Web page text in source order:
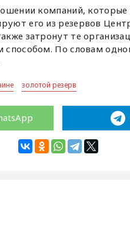
компаний,
его из резервов
затронут те
способом. По словам
золотой резерв